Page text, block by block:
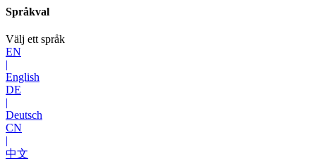
Språkval
Välj ett språk
EN
|
English
DE
|
Deutsch
CN
|
中文